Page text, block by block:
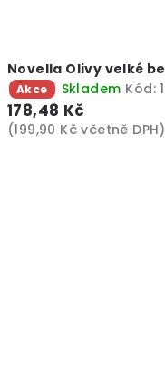
Novella Olivy velké
Akce Skladem Kód:
178,48 Kč
(199,90 Kč včetně DPH)